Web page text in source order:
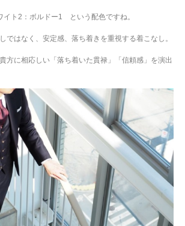
イト2：ボルドー1 という配色ですね。
ではなく、安定感、落ち着きを重視する着こなし。
方に相応しい「落ち着いた貫禄」「信頼感」を演出